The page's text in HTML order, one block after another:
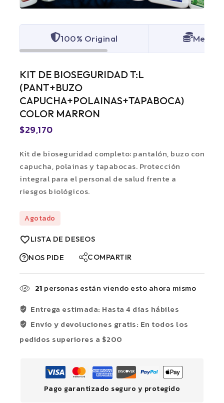
100% Original Mejor
KIT DE BIOSEGURIDAD T:L
(PANT+BUZO
CAPUCHA+POLAINAS+TAPABOCA)
COLOR MARRON
$29,170
Kit de bioseguridad completo: pantalón, buzo con
capucha, polainas y tapabocas. Protección
integral para el personal de salud frente a
riesgos biológicos.
Agotado
LISTA DE DESEOS
NOS PIDE
COMPARTIR
21 personas están viendo esto ahora mismo
Entrega estimada: Hasta 4 días hábiles
Envío y devoluciones gratis: En todos los
pedidos superiores a $200
Pago garantizado seguro y protegido